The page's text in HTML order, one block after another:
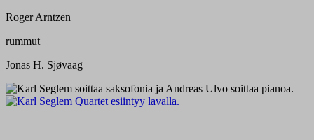
Roger Arntzen
rummut
Jonas H. Sjøvaag